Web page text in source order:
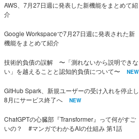
AWS、7月27日週に発表した新機能をまとめて紹
介
Google Workspaceで7月27日週に発表された新
機能をまとめて紹介
技術的負債の誤解 〜「測れないから説明できな
い」を越えることと認知的負債について〜
NEW
GitHub Spark、新規ユーザーの受け入れを停止し
8月にサービス終了へ
NEW
ChatGPTの心臓部『Transformer』って何がすご
いの？ #マンガでわかるAIの仕組み 第1話